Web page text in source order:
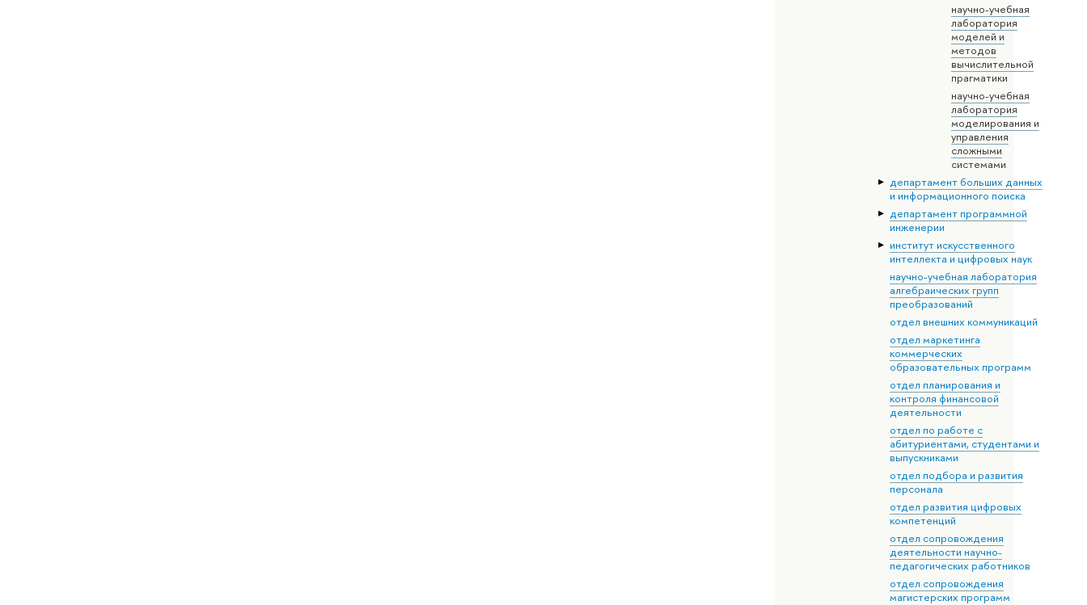
научно-учебная
лаборатория
моделей и
методов
вычислительной
прагматики
научно-учебная
лаборатория
моделирования и
управления
сложными
системами
департамент больших данных
и информационного поиска
департамент программной
инженерии
институт искусственного
интеллекта и цифровых наук
научно-учебная лаборатория
алгебраических групп
преобразований
отдел внешних коммуникаций
отдел маркетинга
коммерческих
образовательных программ
отдел планирования и
контроля финансовой
деятельности
отдел по работе с
абитуриентами, студентами и
выпускниками
отдел подбора и развития
персонала
отдел развития цифровых
компетенций
отдел сопровождения
деятельности научно-
педагогических работников
отдел сопровождения
магистерских программ